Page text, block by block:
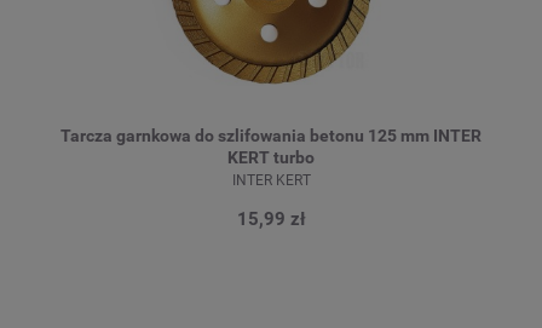
Tarcza garnkowa do szlifowania betonu 125 mm INTER
KERT turbo
INTER KERT
15,99 zł